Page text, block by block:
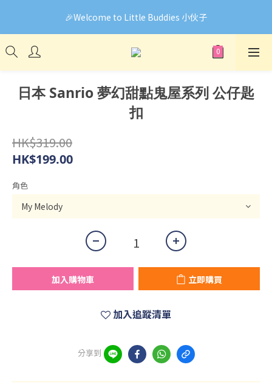
🎉Welcome to Little Buddies 小伙子
🎉Welcome to Little Buddies 小伙子
網頁系統升級中，部份貨品價錢未能正確顯示🙏下單前可先
Facebook Messenger與我們聯絡❤️
🎉Welcome to Little Buddies 小伙子
日本 Sanrio 夢幻甜點鬼屋系列 公仔匙
扣
HK$319.00
HK$199.00
角色
加入購物車 立即購買
加入追蹤清單
分享到